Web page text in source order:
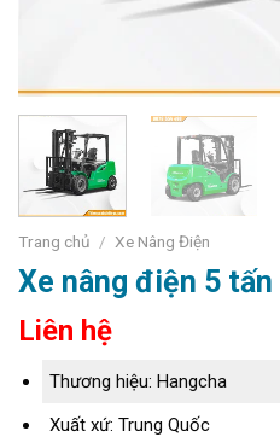
Trang chủ / Xe Nâng Điện
Xe nâng điện 5 tấn
Liên hệ
Thương hiệu: Hangcha
Xuất xứ: Trung Quốc